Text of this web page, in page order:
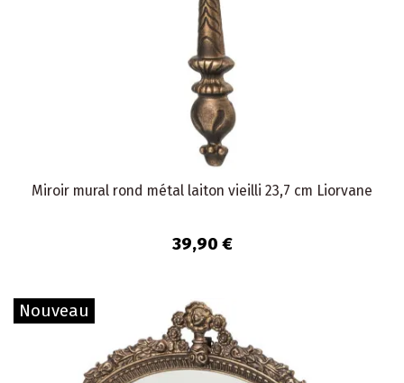
Miroir mural rond métal laiton vieilli 23,7 cm Liorvane
39,90 €
Nouveau